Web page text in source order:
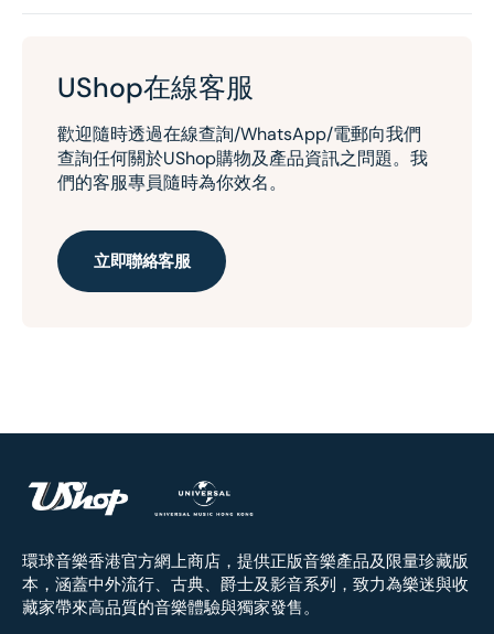
UShop在線客服
歡迎隨時透過在線查詢/WhatsApp/電郵向我們
查詢任何關於UShop購物及產品資訊之問題。我
們的客服專員隨時為你效名。
立即聯絡客服
環球音樂香港官方網上商店，提供正版音樂產品及限量珍藏版
本，涵蓋中外流行、古典、爵士及影音系列，致力為樂迷與收
藏家帶來高品質的音樂體驗與獨家發售。